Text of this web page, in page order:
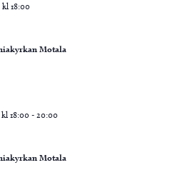
18:00
Motala
18:00 - 20:00
Motala